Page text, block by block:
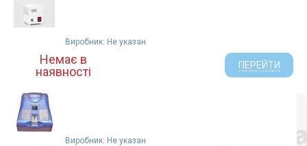
Виробник: Не указан
Немає в
наявності
ПЕРЕЙТИ
Виробник: Не указан